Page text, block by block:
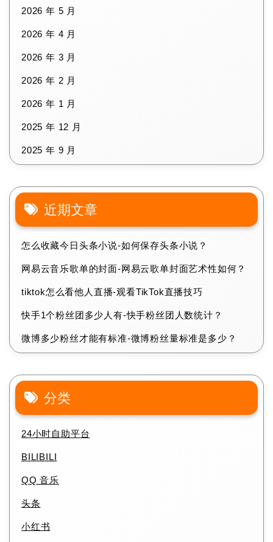
2026 年 5 月
2026 年 4 月
2026 年 3 月
2026 年 2 月
2026 年 1 月
2025 年 12 月
2025 年 9 月
近期文章
怎么收藏今日头条小说-如何保存头条小说？
网易云音乐歌单的封面-网易云歌单封面艺术性如何？
tiktok怎么看他人直播-观看TikTok直播技巧
快手1个粉丝团多少人有-快手粉丝团人数统计？
微博多少粉丝才能有标准-微博粉丝量标准是多少？
分类
24小时自助平台
BILIBILI
QQ 音乐
头条
小红书